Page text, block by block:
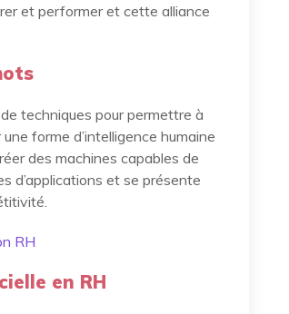
et performer et cette alliance
techniques pour permettre à
forme d’intelligence humaine
des machines capables de
d’applications et se présente
RH
en RH